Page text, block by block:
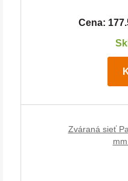
Cena:
Zváraná sieť